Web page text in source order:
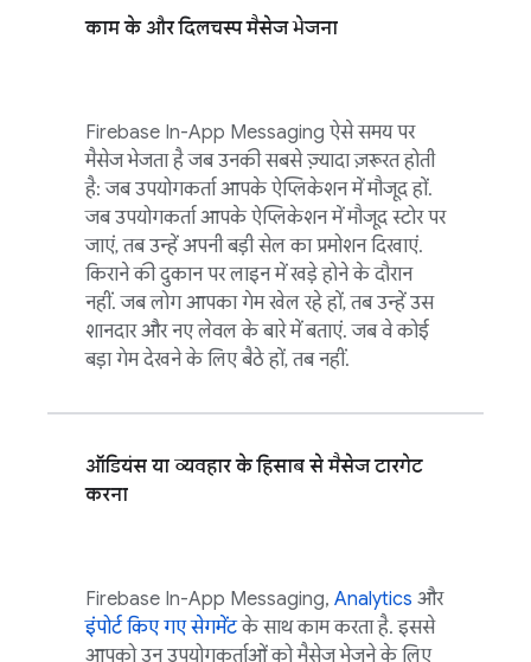
काम के और दिलचस्प मैसेज भेजना
Firebase In-App Messaging ऐसे समय पर
मैसेज भेजता है जब उनकी सबसे ज़्यादा ज़रूरत होती
है: जब उपयोगकर्ता आपके ऐप्लिकेशन में मौजूद हों.
जब उपयोगकर्ता आपके ऐप्लिकेशन में मौजूद स्टोर पर
जाएं, तब उन्हें अपनी बड़ी सेल का प्रमोशन दिखाएं.
किराने की दुकान पर लाइन में खड़े होने के दौरान
नहीं. जब लोग आपका गेम खेल रहे हों, तब उन्हें उस
शानदार और नए लेवल के बारे में बताएं. जब वे कोई
बड़ा गेम देखने के लिए बैठे हों, तब नहीं.
ऑडियंस या व्यवहार के हिसाब से मैसेज टारगेट
करना
Firebase In-App Messaging, Analytics और
इंपोर्ट किए गए सेगमेंटके साथ काम करता है. इससे
आपको उन उपयोगकर्ताओं को मैसेज भेजने के लिए